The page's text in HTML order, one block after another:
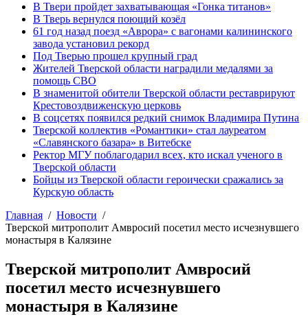
В Твери пройдет захватывающая «Гонка титанов»
В Тверь вернулся поющий козёл
61 год назад поезд «Аврора» с вагонами калининского
завода установил рекорд
Под Тверью прошел крупный град
Жителей Тверской области наградили медалями за
помощь СВО
В знаменитой обители Тверской области реставрируют
Крестовоздвиженскую церковь
В соцсетях появился редкий снимок Владимира Путина
Тверской коллектив «Романтики» стал лауреатом
«Славянского базара» в Витебске
Ректор МГУ поблагодарил всех, кто искал ученого в
Тверской области
Бойцы из Тверской области героически сражались за
Курскую область
Главная
Новости
Тверской митрополит Амвросий посетил место исчезнувшего
монастыря в Калязине
Тверской митрополит Амвросий
посетил место исчезнувшего
монастыря в Калязине